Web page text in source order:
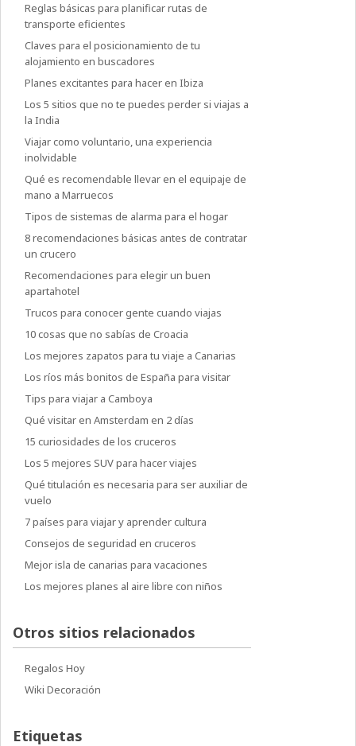
Reglas básicas para planificar rutas de
transporte eficientes
Claves para el posicionamiento de tu
alojamiento en buscadores
Planes excitantes para hacer en Ibiza
Los 5 sitios que no te puedes perder si viajas a
la India
Viajar como voluntario, una experiencia
inolvidable
Qué es recomendable llevar en el equipaje de
mano a Marruecos
Tipos de sistemas de alarma para el hogar
8 recomendaciones básicas antes de contratar
un crucero
Recomendaciones para elegir un buen
apartahotel
Trucos para conocer gente cuando viajas
10 cosas que no sabías de Croacia
Los mejores zapatos para tu viaje a Canarias
Los ríos más bonitos de España para visitar
Tips para viajar a Camboya
Qué visitar en Amsterdam en 2 días
15 curiosidades de los cruceros
Los 5 mejores SUV para hacer viajes
Qué titulación es necesaria para ser auxiliar de
vuelo
7 países para viajar y aprender cultura
Consejos de seguridad en cruceros
Mejor isla de canarias para vacaciones
Los mejores planes al aire libre con niños
Otros sitios relacionados
Regalos Hoy
Wiki Decoración
Etiquetas